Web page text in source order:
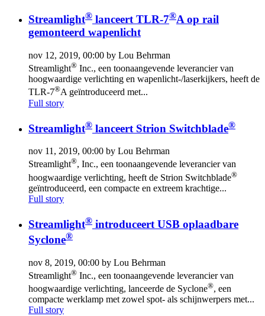
Streamlight® lanceert TLR-7®A op rail
gemonteerd wapenlicht
nov 12, 2019, 00:00 by Lou Behrman
Streamlight® Inc., een toonaangevende leverancier van
hoogwaardige verlichting en wapenlicht-/laserkijkers, heeft de
TLR-7®A geïntroduceerd met...
Full story
Streamlight® lanceert Strion Switchblade®
nov 11, 2019, 00:00 by Lou Behrman
Streamlight®, Inc., een toonaangevende leverancier van
hoogwaardige verlichting, heeft de Strion Switchblade®
geïntroduceerd, een compacte en extreem krachtige...
Full story
Streamlight® introduceert USB oplaadbare
Syclone®
nov 8, 2019, 00:00 by Lou Behrman
Streamlight® Inc., een toonaangevende leverancier van
hoogwaardige verlichting, lanceerde de Syclone®, een
compacte werklamp met zowel spot- als schijnwerpers met...
Full story